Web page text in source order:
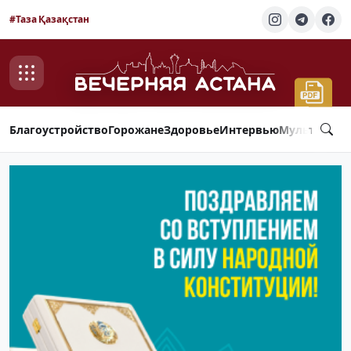
#Таза Қазақстан
БлагоустройствоГорожанеЗдоровьеИнтервью